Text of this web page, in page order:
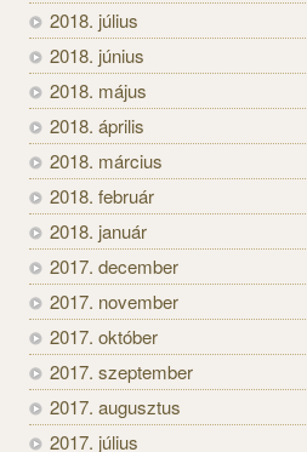
2018. július
2018. június
2018. május
2018. április
2018. március
2018. február
2018. január
2017. december
2017. november
2017. október
2017. szeptember
2017. augusztus
2017. július